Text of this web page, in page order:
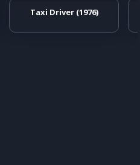
Taxi Driver (1976)